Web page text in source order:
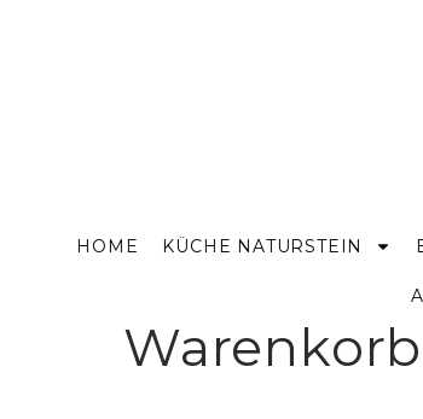
HOME KÜCHE NATURSTEIN
Warenkorb